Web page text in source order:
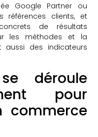
Google Partner ou
références clients, et
de résultats
les méthodes et la
aussi des indicateurs
déroule
pour
commerce